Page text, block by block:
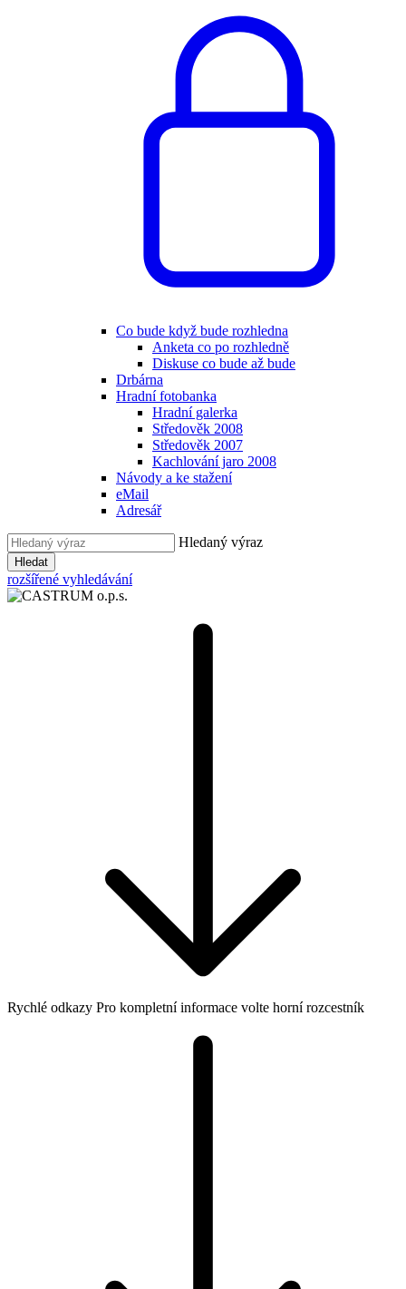
Co bude když bude rozhledna
Anketa co po rozhledně
Diskuse co bude až bude
Drbárna
Hradní fotobanka
Hradní galerka
Středověk 2008
Středověk 2007
Kachlování jaro 2008
Návody a ke stažení
eMail
Adresář
Hledaný výraz
Hledat
rozšířené vyhledávání
Rychlé odkazy Pro kompletní informace volte horní rozcestník